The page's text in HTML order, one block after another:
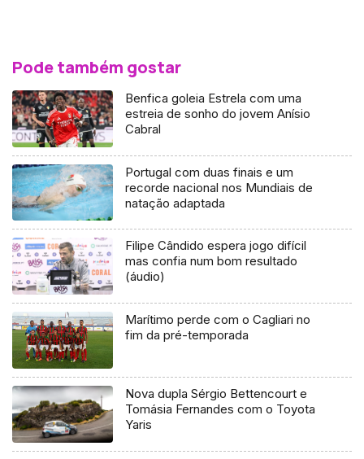
Pode também gostar
Benfica goleia Estrela com uma
estreia de sonho do jovem Anísio
Cabral
Portugal com duas finais e um
recorde nacional nos Mundiais de
natação adaptada
Filipe Cândido espera jogo difícil
mas confia num bom resultado
(áudio)
Marítimo perde com o Cagliari no
fim da pré-temporada
Nova dupla Sérgio Bettencourt e
Tomásia Fernandes com o Toyota
Yaris